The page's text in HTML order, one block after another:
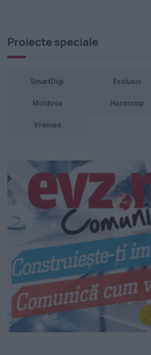
Proiecte speciale
SmartDigi Exclusiv
Moldova Horoscop
Vremea